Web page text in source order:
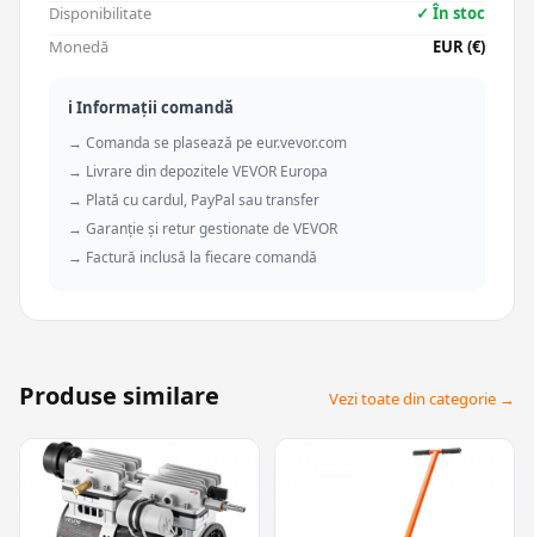
Disponibilitate
✓ În stoc
Monedă
EUR (€)
ℹ️ Informații comandă
→ Comanda se plasează pe eur.vevor.com
→ Livrare din depozitele VEVOR Europa
→ Plată cu cardul, PayPal sau transfer
→ Garanție și retur gestionate de VEVOR
→ Factură inclusă la fiecare comandă
Produse similare Vezi toate din categorie →